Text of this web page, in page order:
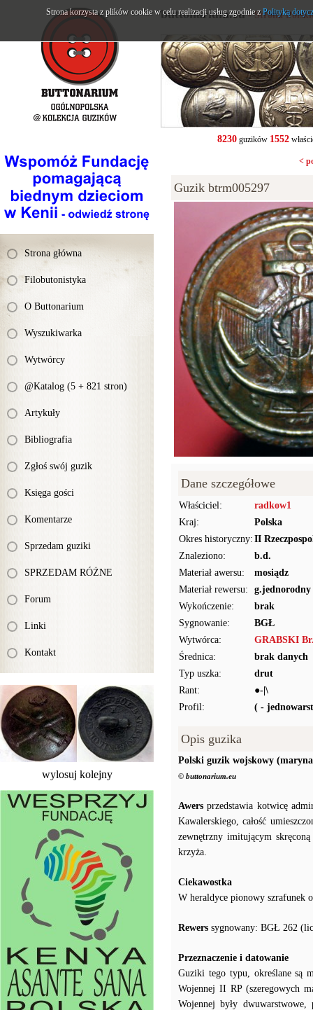
Strona główna
Filobutonistyka
O Buttonarium
Wyszukiwarka
Wytwórcy
@Katalog (5 + 821 stron)
Artykuły
Bibliografia
Zgłoś swój guzik
Księga gości
Komentarze
Sprzedam guziki
SPRZEDAM RÓŻNE
Forum
Linki
Kontakt
wylosuj kolejny
buttonarium.eu- Strona
8230guzików 1552
<
Guzik btrm005297
Dane szczegółowe
Właściciel:
radkow1
Kraj:
Polska
Okres historyczny: II
Znaleziono:
b.d.
Materiał awersu:
mosiądz
Materiał rewersu:
g.jednorodny
Wykończenie:
brak
Sygnowanie:
BGŁ
Wytwórca:
GRABSKI
Średnica:
brak danych
Typ uszka:
drut
Rant:
●-|\
Profil:
( -
Opis guzika
Polski guzik wojskowy
© buttonarium.eu
Awers przedstawia kotwicę
Kawalerskiego, całość
zewnętrzny imitującym
krzyża.
Ciekawostka
W heraldyce pionowy szrafunek
Rewers sygnowany: BGŁ 262
Przeznaczenie i datowanie
Guziki tego typu, określane są
Wojennej II RP (szeregowych
Wojennej były
Strona korzysta z plików cookie w celu realizacji usług zgodnie zPolityką